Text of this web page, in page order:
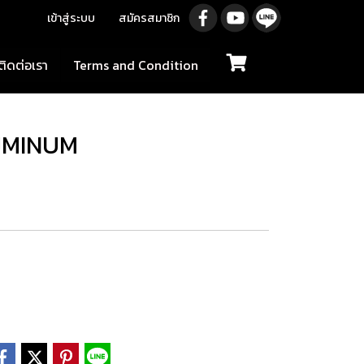
เข้าสู่ระบบ สมัครสมาชิก
ดต่อเรา Terms and Condition